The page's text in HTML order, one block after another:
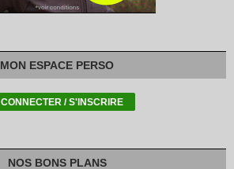
MON ESPACE PERSO
NOS BONS PLANS